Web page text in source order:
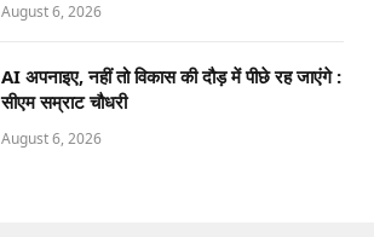
August 6, 2026
AI अपनाइए, नहीं तो विकास की दौड़ में पीछे रह जाएंगे :
सीएम सम्राट चौधरी
August 6, 2026